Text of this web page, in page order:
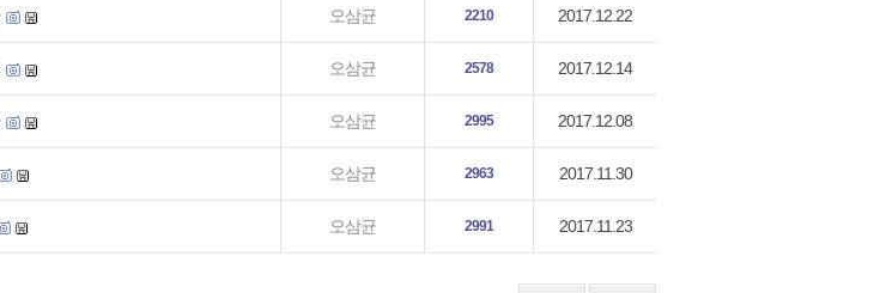
오삼균 2210 2017.12.22
오삼균 2578 2017.12.14
오삼균 2995 2017.12.08
오삼균 2963 2017.11.30
오삼균 2991 2017.11.23